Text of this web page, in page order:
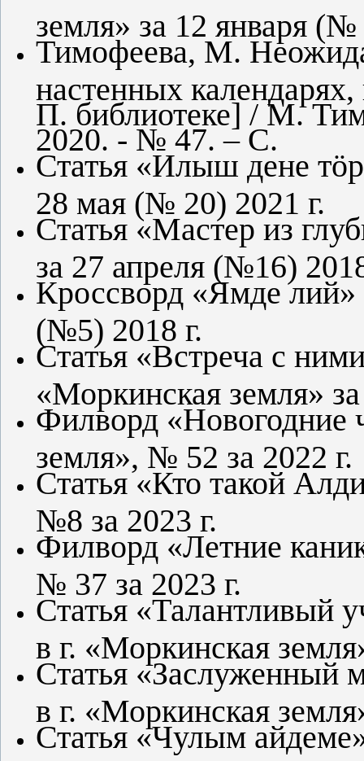
земля» за 12 января (№
Тимофеева, М.
настенных
П. библиотеке] / М.
2020. - № 47. – С.
Статья «Илыш дене
28 мая (№ 20) 2021 г.
Статья «Мастер из
за 27 апреля (№16)
Кроссворд «Ямде лий»
(№5) 2018 г.
Статья «Встреча с
«Моркинская земля»
Филворд «Новогодние
земля», № 52 за 2022 г.
Статья «Кто такой
№8 за 2023 г.
Филворд «Летние
№ 37 за 2023 г.
Статья «Талантливый
в г. «Моркинская
Статья «Заслуженный
в г. «Моркинская
Статья «Чулым